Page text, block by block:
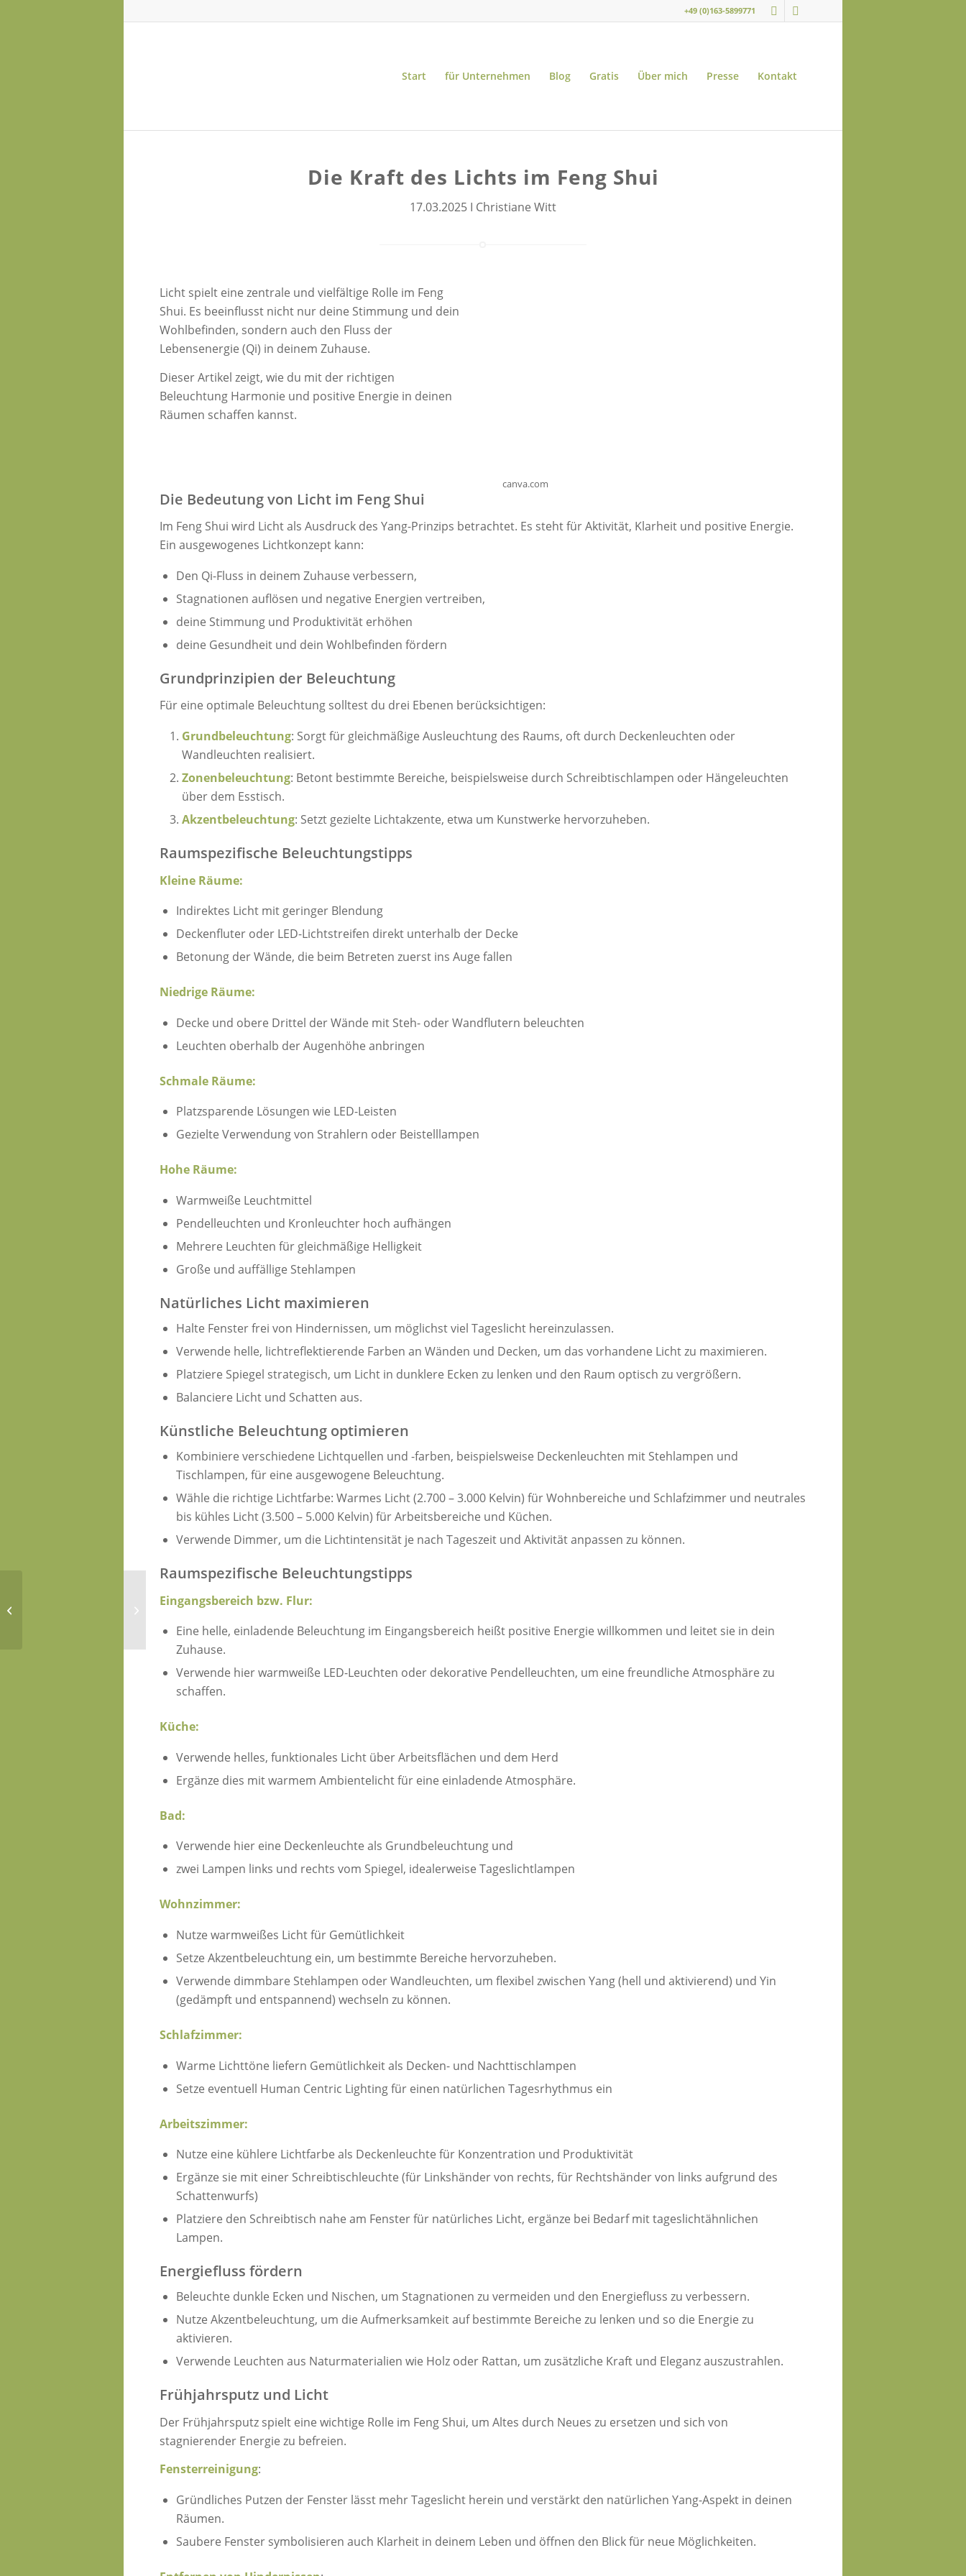
+49 (0)163-5899771
Start für Unternehmen Blog Gratis Über mich Presse Kontakt
Die Kraft des Lichts im Feng Shui
17.03.2025 I Christiane Witt
Licht spielt eine zentrale und vielfältige Rolle im Feng
Shui. Es beeinflusst nicht nur deine Stimmung und dein
Wohlbefinden, sondern auch den Fluss der
Lebensenergie (Qi) in deinem Zuhause.
Dieser Artikel zeigt, wie du mit der richtigen
Beleuchtung Harmonie und positive Energie in deinen
Räumen schaffen kannst.
canva.com
Die Bedeutung von Licht im Feng Shui
Im Feng Shui wird Licht als Ausdruck des Yang-Prinzips betrachtet. Es steht für Aktivität, Klarheit und positive Energie.
Ein ausgewogenes Lichtkonzept kann:
Den Qi-Fluss in deinem Zuhause verbessern,
Stagnationen auflösen und negative Energien vertreiben,
deine Stimmung und Produktivität erhöhen
deine Gesundheit und dein Wohlbefinden fördern
Grundprinzipien der Beleuchtung
Für eine optimale Beleuchtung solltest du drei Ebenen berücksichtigen:
Grundbeleuchtung: Sorgt für gleichmäßige Ausleuchtung des Raums, oft durch Deckenleuchten oder
Wandleuchten realisiert.
Zonenbeleuchtung: Betont bestimmte Bereiche, beispielsweise durch Schreibtischlampen oder Hängeleuchten
über dem Esstisch.
Akzentbeleuchtung: Setzt gezielte Lichtakzente, etwa um Kunstwerke hervorzuheben.
Raumspezifische Beleuchtungstipps
Kleine Räume:
Indirektes Licht mit geringer Blendung
Deckenfluter oder LED-Lichtstreifen direkt unterhalb der Decke
Betonung der Wände, die beim Betreten zuerst ins Auge fallen
Niedrige Räume:
Decke und obere Drittel der Wände mit Steh- oder Wandflutern beleuchten
Leuchten oberhalb der Augenhöhe anbringen
Schmale Räume:
Platzsparende Lösungen wie LED-Leisten
Gezielte Verwendung von Strahlern oder Beistelllampen
Hohe Räume:
Warmweiße Leuchtmittel
Pendelleuchten und Kronleuchter hoch aufhängen
Mehrere Leuchten für gleichmäßige Helligkeit
Große und auffällige Stehlampen
Natürliches Licht maximieren
Halte Fenster frei von Hindernissen, um möglichst viel Tageslicht hereinzulassen.
Verwende helle, lichtreflektierende Farben an Wänden und Decken, um das vorhandene Licht zu maximieren.
Platziere Spiegel strategisch, um Licht in dunklere Ecken zu lenken und den Raum optisch zu vergrößern.
Balanciere Licht und Schatten aus.
Künstliche Beleuchtung optimieren
Kombiniere verschiedene Lichtquellen und -farben, beispielsweise Deckenleuchten mit Stehlampen und
Tischlampen, für eine ausgewogene Beleuchtung.
Wähle die richtige Lichtfarbe: Warmes Licht (2.700 – 3.000 Kelvin) für Wohnbereiche und Schlafzimmer und neutrales
bis kühles Licht (3.500 – 5.000 Kelvin) für Arbeitsbereiche und Küchen.
Verwende Dimmer, um die Lichtintensität je nach Tageszeit und Aktivität anpassen zu können.
Raumspezifische Beleuchtungstipps
Eingangsbereich bzw. Flur:
Eine helle, einladende Beleuchtung im Eingangsbereich heißt positive Energie willkommen und leitet sie in dein
Zuhause.
Verwende hier warmweiße LED-Leuchten oder dekorative Pendelleuchten, um eine freundliche Atmosphäre zu
schaffen.
Küche:
Verwende helles, funktionales Licht über Arbeitsflächen und dem Herd
Ergänze dies mit warmem Ambientelicht für eine einladende Atmosphäre.
Bad:
Verwende hier eine Deckenleuchte als Grundbeleuchtung und
zwei Lampen links und rechts vom Spiegel, idealerweise Tageslichtlampen
Wohnzimmer:
Nutze warmweißes Licht für Gemütlichkeit
Setze Akzentbeleuchtung ein, um bestimmte Bereiche hervorzuheben.
Verwende dimmbare Stehlampen oder Wandleuchten, um flexibel zwischen Yang (hell und aktivierend) und Yin
(gedämpft und entspannend) wechseln zu können.
Schlafzimmer:
Warme Lichttöne liefern Gemütlichkeit als Decken- und Nachttischlampen
Setze eventuell Human Centric Lighting für einen natürlichen Tagesrhythmus ein
Arbeitszimmer:
Nutze eine kühlere Lichtfarbe als Deckenleuchte für Konzentration und Produktivität
Ergänze sie mit einer Schreibtischleuchte (für Linkshänder von rechts, für Rechtshänder von links aufgrund des
Schattenwurfs)
Platziere den Schreibtisch nahe am Fenster für natürliches Licht, ergänze bei Bedarf mit tageslichtähnlichen
Lampen.
Energiefluss fördern
Beleuchte dunkle Ecken und Nischen, um Stagnationen zu vermeiden und den Energiefluss zu verbessern.
Nutze Akzentbeleuchtung, um die Aufmerksamkeit auf bestimmte Bereiche zu lenken und so die Energie zu
aktivieren.
Verwende Leuchten aus Naturmaterialien wie Holz oder Rattan, um zusätzliche Kraft und Eleganz auszustrahlen.
Frühjahrsputz und Licht
Der Frühjahrsputz spielt eine wichtige Rolle im Feng Shui, um Altes durch Neues zu ersetzen und sich von
stagnierender Energie zu befreien.
Fensterreinigung:
Gründliches Putzen der Fenster lässt mehr Tageslicht herein und verstärkt den natürlichen Yang-Aspekt in deinen
Räumen.
Saubere Fenster symbolisieren auch Klarheit in deinem Leben und öffnen den Blick für neue Möglichkeiten.
Frische Energie für dein
Zuhause: Feng Shui im
Frühsommer